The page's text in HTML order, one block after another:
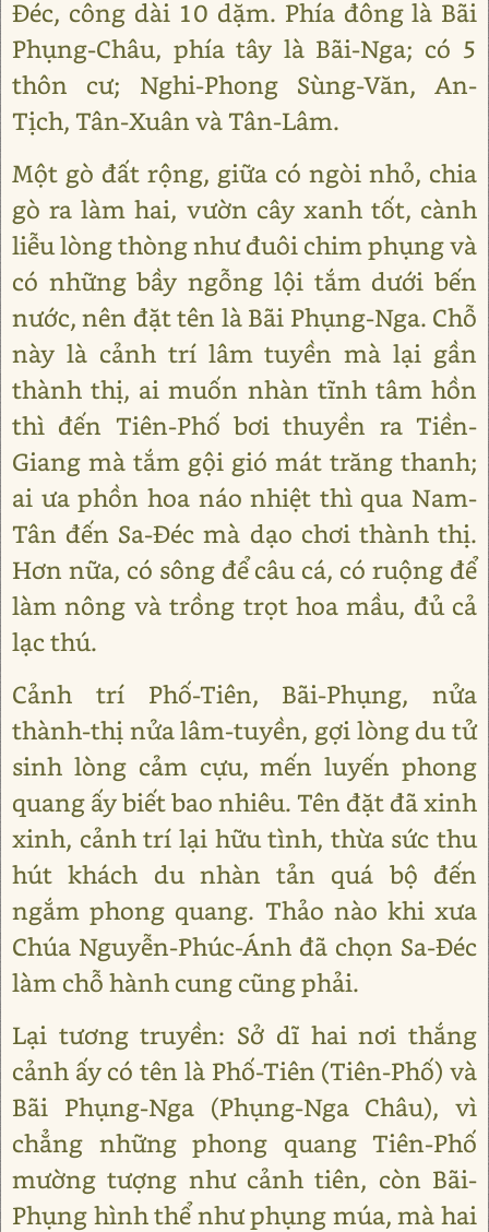
Đéc, công dài 10 dặm. Phía đông là Bãi
Phụng-Châu, phía tây là Bãi-Nga; có 5
thôn cư; Nghi-Phong Sùng-Văn, An-
Tịch, Tân-Xuân và Tân-Lâm.
Một gò đất rộng, giữa có ngòi nhỏ, chia
gò ra làm hai, vườn cây xanh tốt, cành
liễu lòng thòng như đuôi chim phụng và
có những bầy ngỗng lội tắm dưới bến
nước, nên đặt tên là Bãi Phụng-Nga. Chỗ
này là cảnh trí lâm tuyền mà lại gần
thành thị, ai muốn nhàn tĩnh tâm hồn
thì đến Tiên-Phố bơi thuyền ra Tiền-
Giang mà tắm gội gió mát trăng thanh;
ai ưa phồn hoa náo nhiệt thì qua Nam-
Tân đến Sa-Đéc mà dạo chơi thành thị.
Hơn nữa, có sông để câu cá, có ruộng để
làm nông và trồng trọt hoa mầu, đủ cả
lạc thú.
Cảnh trí Phố-Tiên, Bãi-Phụng, nửa
thành-thị nửa lâm-tuyền, gợi lòng du tử
sinh lòng cảm cựu, mến luyến phong
quang ấy biết bao nhiêu. Tên đặt đã xinh
xinh, cảnh trí lại hữu tình, thừa sức thu
hút khách du nhàn tản quá bộ đến
ngắm phong quang. Thảo nào khi xưa
Chúa Nguyễn-Phúc-Ánh đã chọn Sa-Đéc
làm chỗ hành cung cũng phải.
Lại tương truyền: Sở dĩ hai nơi thắng
cảnh ấy có tên là Phố-Tiên (Tiên-Phố) và
Bãi Phụng-Nga (Phụng-Nga Châu), vì
chẳng những phong quang Tiên-Phố
mường tượng như cảnh tiên, còn Bãi-
Phụng hình thể như phụng múa, mà hai